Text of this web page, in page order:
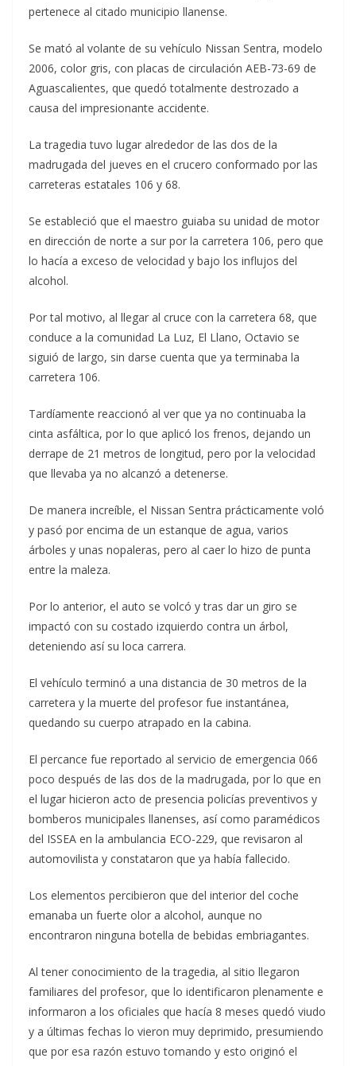
pertenece al citado municipio llanense.
Se mató al volante de su vehículo Nissan Sentra, modelo
2006, color gris, con placas de circulación AEB-73-69 de
Aguascalientes, que quedó totalmente destrozado a
causa del impresionante accidente.
La tragedia tuvo lugar alrededor de las dos de la
madrugada del jueves en el crucero conformado por las
carreteras estatales 106 y 68.
Se estableció que el maestro guiaba su unidad de motor
en dirección de norte a sur por la carretera 106, pero que
lo hacía a exceso de velocidad y bajo los influjos del
alcohol.
Por tal motivo, al llegar al cruce con la carretera 68, que
conduce a la comunidad La Luz, El Llano, Octavio se
siguió de largo, sin darse cuenta que ya terminaba la
carretera 106.
Tardíamente reaccionó al ver que ya no continuaba la
cinta asfáltica, por lo que aplicó los frenos, dejando un
derrape de 21 metros de longitud, pero por la velocidad
que llevaba ya no alcanzó a detenerse.
De manera increíble, el Nissan Sentra prácticamente voló
y pasó por encima de un estanque de agua, varios
árboles y unas nopaleras, pero al caer lo hizo de punta
entre la maleza.
Por lo anterior, el auto se volcó y tras dar un giro se
impactó con su costado izquierdo contra un árbol,
deteniendo así su loca carrera.
El vehículo terminó a una distancia de 30 metros de la
carretera y la muerte del profesor fue instantánea,
quedando su cuerpo atrapado en la cabina.
El percance fue reportado al servicio de emergencia 066
poco después de las dos de la madrugada, por lo que en
el lugar hicieron acto de presencia policías preventivos y
bomberos municipales llanenses, así como paramédicos
del ISSEA en la ambulancia ECO-229, que revisaron al
automovilista y constataron que ya había fallecido.
Los elementos percibieron que del interior del coche
emanaba un fuerte olor a alcohol, aunque no
encontraron ninguna botella de bebidas embriagantes.
Al tener conocimiento de la tragedia, al sitio llegaron
familiares del profesor, que lo identificaron plenamente e
informaron a los oficiales que hacía 8 meses quedó viudo
y a últimas fechas lo vieron muy deprimido, presumiendo
que por esa razón estuvo tomando y esto originó el